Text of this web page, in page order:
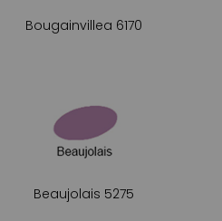
Bougainvillea 6170
Beaujolais 5275